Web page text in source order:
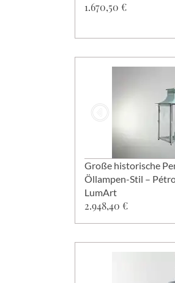
1.670,50 €
Große historische
Öllampen-Stil –
LumArt
2.948,40 €